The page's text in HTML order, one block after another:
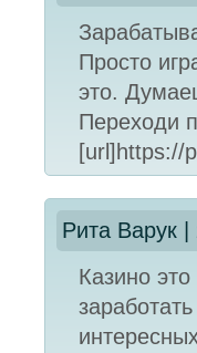
Просто
это.
Переходи
[url]https://
Рита Варук
Казино